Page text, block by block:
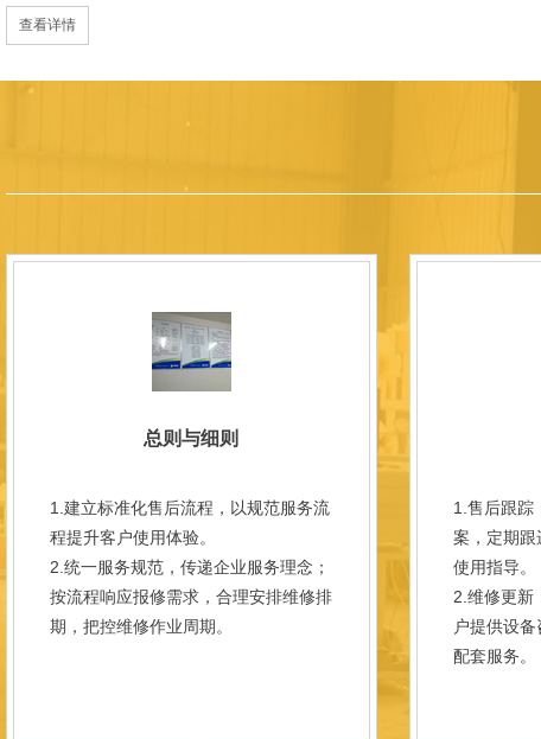
天航空、化工、金属烧结及金属热处理等行业，产品覆盖国内多省市
过理念更新、体制机制优化与科技创新，于2015年通过ISO 9001:2015
内市场份额稳步提升，并获得质量诚信AAA 级企业荣誉证书。 在产
研发LYL系列节能精密型智能化电炉、窑炉产品，多项产品通过相关权
准、智能自动化程度高、运行稳定、保温性能优良、全程电脑控制、可
点；产品安全方面，已通过欧盟CE认证。 公司凭借技术积累与产品
技型中小企业、洛阳市企业研发中心（证书编号：202207080）、
以质量创品牌，以品牌创市场的战略发展，实现科学化管理，我们以
查看详情
总则与细则
1.建立标准化售后流程，以规范服务流
程提升客户使用体验。
2.统一服务规范，传递企业服务理念；
按流程响应报修需求，合理安排维修排
期，把控维修作业周期。
1.售后跟踪
案，定期跟
使用指导。
2.维修更新
户提供设
配套服务。